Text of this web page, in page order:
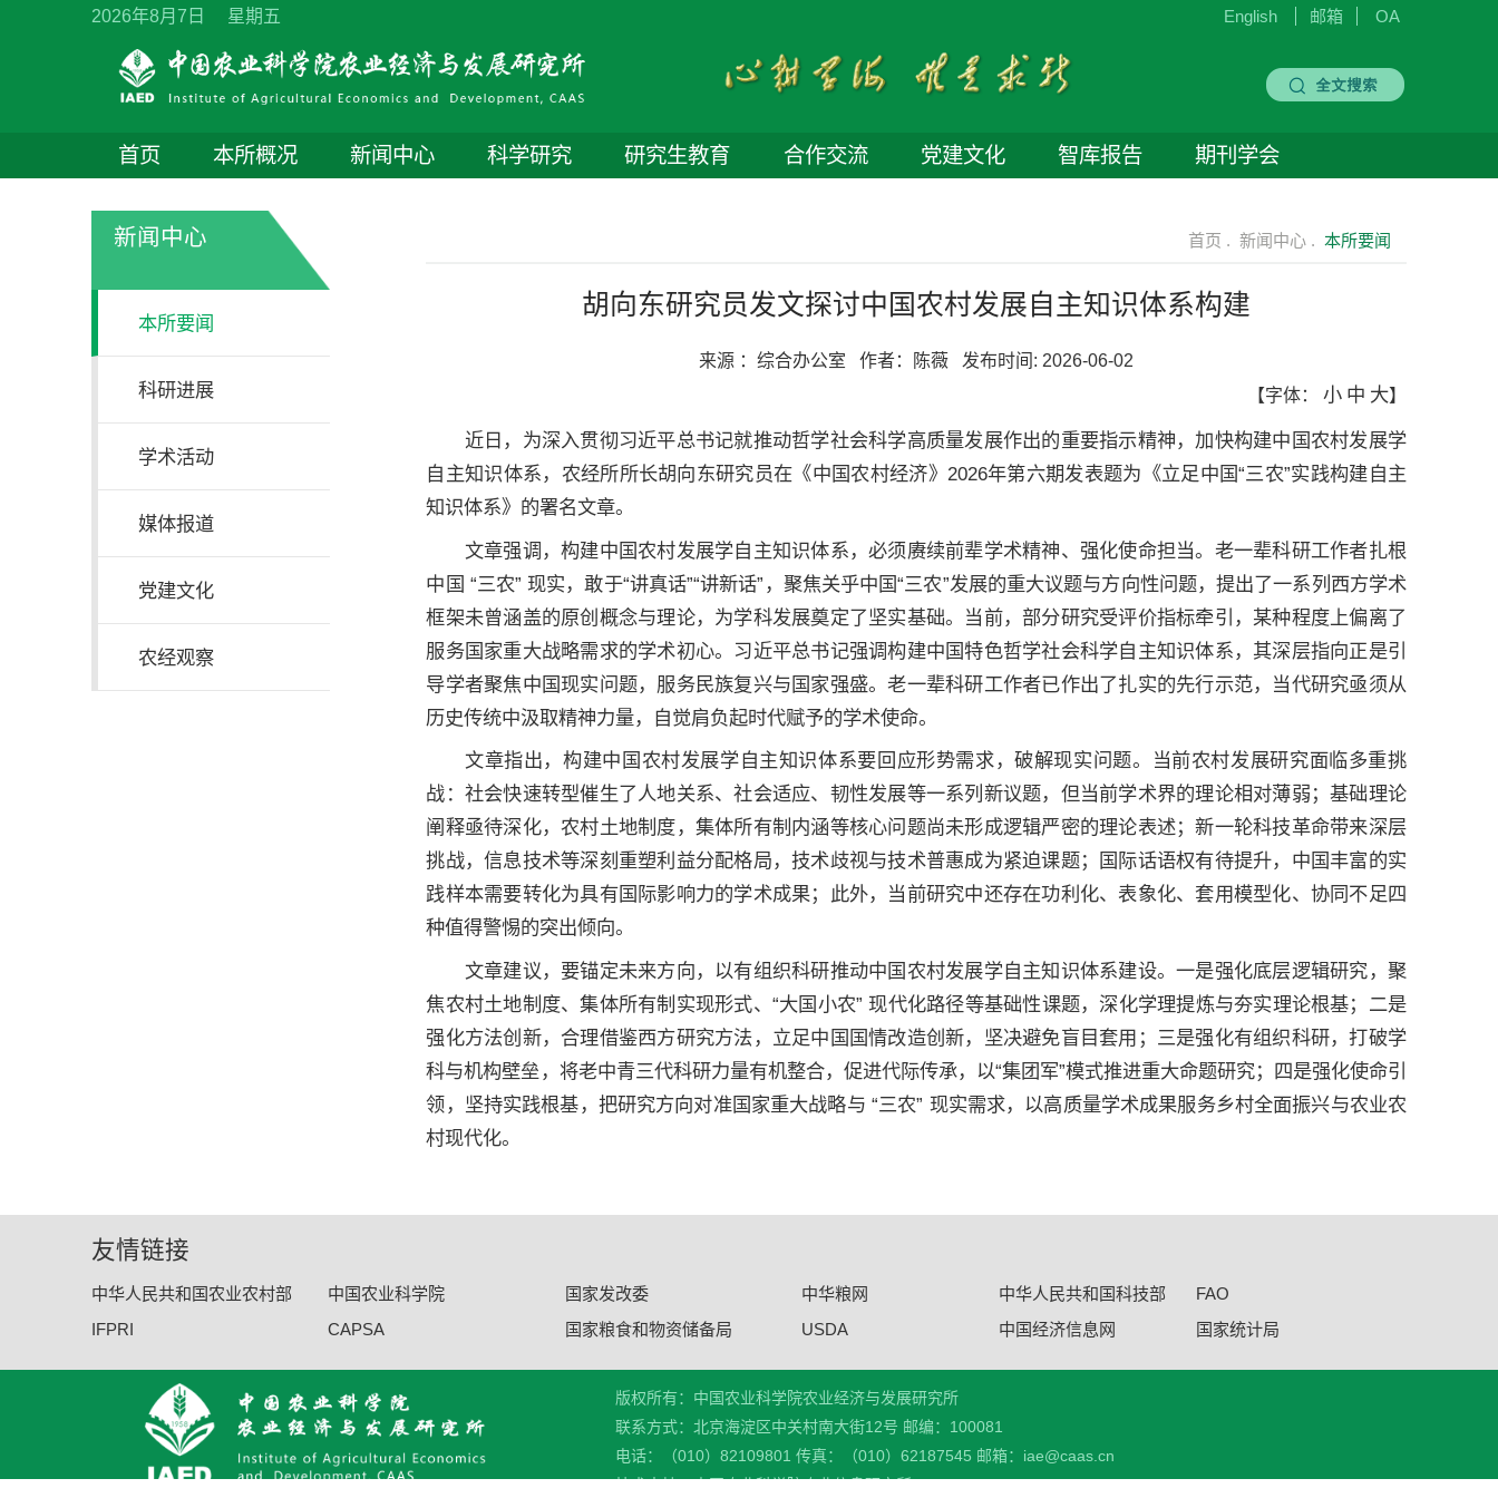
English 邮箱 OA
2026年8月7日 星期五
首页 本所概况 新闻中心 科学研究 研究生教育 合作交流 党建文化 智库报告 期刊学会
新闻中心
本所要闻
科研进展
学术活动
媒体报道
党建文化
农经观察
首页 . 新闻中心 . 本所要闻
胡向东研究员发文探讨中国农村发展自主知识体系构建
来源 ：综合办公室 作者： 陈薇 发布时间: 2026-06-02
【字体： 小 中 大】
近日，为深入贯彻习近平总书记就推动哲学社会科学高质量发展作出的重要指示精神，加快构建中国农村发展学
自主知识体系，农经所所长胡向东研究员在《中国农村经济》2026年第六期发表题为《立足中国“三农”实践构建自主
知识体系》的署名文章。
文章强调，构建中国农村发展学自主知识体系，必须赓续前辈学术精神、强化使命担当。老一辈科研工作者扎根
中国 “三农” 现实，敢于“讲真话”“讲新话”，聚焦关乎中国“三农”发展的重大议题与方向性问题，提出了一系列西方学术
框架未曾涵盖的原创概念与理论，为学科发展奠定了坚实基础。当前，部分研究受评价指标牵引，某种程度上偏离了
服务国家重大战略需求的学术初心。习近平总书记强调构建中国特色哲学社会科学自主知识体系，其深层指向正是引
导学者聚焦中国现实问题，服务民族复兴与国家强盛。老一辈科研工作者已作出了扎实的先行示范，当代研究亟须从
历史传统中汲取精神力量，自觉肩负起时代赋予的学术使命。
文章指出，构建中国农村发展学自主知识体系要回应形势需求，破解现实问题。当前农村发展研究面临多重挑
战：社会快速转型催生了人地关系、社会适应、韧性发展等一系列新议题，但当前学术界的理论相对薄弱；基础理论
阐释亟待深化，农村土地制度，集体所有制内涵等核心问题尚未形成逻辑严密的理论表述；新一轮科技革命带来深层
挑战，信息技术等深刻重塑利益分配格局，技术歧视与技术普惠成为紧迫课题；国际话语权有待提升，中国丰富的实
践样本需要转化为具有国际影响力的学术成果；此外，当前研究中还存在功利化、表象化、套用模型化、协同不足四
种值得警惕的突出倾向。
文章建议，要锚定未来方向，以有组织科研推动中国农村发展学自主知识体系建设。一是强化底层逻辑研究，聚
焦农村土地制度、集体所有制实现形式、“大国小农” 现代化路径等基础性课题，深化学理提炼与夯实理论根基；二是
强化方法创新，合理借鉴西方研究方法，立足中国国情改造创新，坚决避免盲目套用；三是强化有组织科研，打破学
科与机构壁垒，将老中青三代科研力量有机整合，促进代际传承，以“集团军”模式推进重大命题研究；四是强化使命引
领，坚持实践根基，把研究方向对准国家重大战略与 “三农” 现实需求，以高质量学术成果服务乡村全面振兴与农业农
村现代化。
友情链接
中华人民共和国农业农村部 中国农业科学院 国家发改委 中华粮网 中华人民共和国科技部
FAO
IFPRI
CAPSA 国家粮食和物资储备局 USDA 中国经济信息网 国家统计局
版权所有：中国农业科学院农业经济与发展研究所
联系方式：北京海淀区中关村南大街12号 邮编：100081
电话：（010）82109801 传真：（010）62187545 邮箱：iae@caas.cn
技术支持：中国农业科学院农业信息研究所